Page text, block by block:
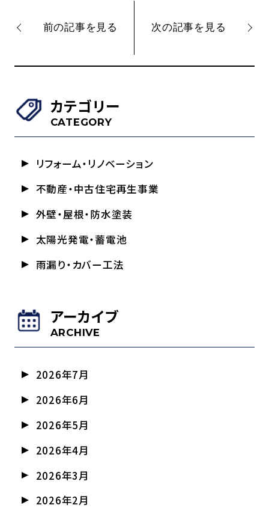
前の記事を見る 次の記事を見る
カテゴリー
CATEGORY
リフォーム・リノベーション
不動産・中古住宅再生事業
外壁・屋根・防水塗装
太陽光発電・蓄電池
雨漏り・カバー工法
アーカイブ
ARCHIVE
2026年7月
2026年6月
2026年5月
2026年4月
2026年3月
2026年2月